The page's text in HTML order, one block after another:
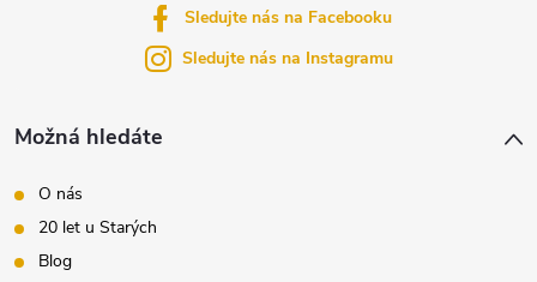
Možná hledáte
O nás
20 let u Starých
Blog
Sledujte nás na Facebooku
Sledujte nás na Instagramu